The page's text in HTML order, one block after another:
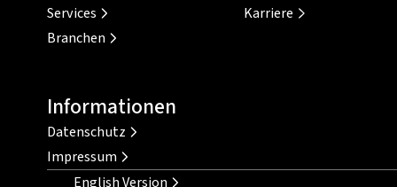
Services
Branchen
Karriere
Informationen
Datenschutz
Impressum
English Version